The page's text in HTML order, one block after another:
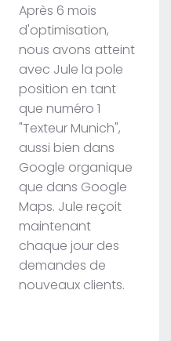
Après 6 mois
d'optimisation,
nous avons atteint
avec Jule la pole
position en tant
que numéro 1
"Texteur Munich",
aussi bien dans
Google organique
que dans Google
Maps. Jule reçoit
maintenant
chaque jour des
demandes de
nouveaux clients.